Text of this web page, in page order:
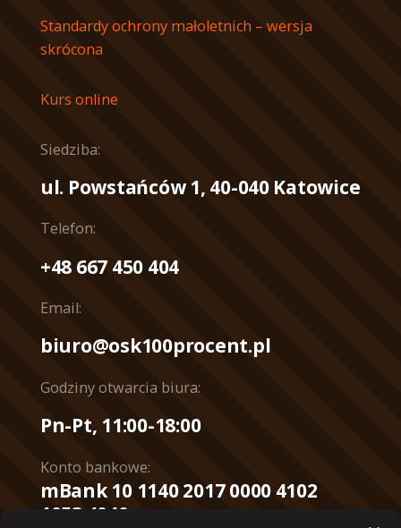
Standardy ochrony małoletnich – wersja
skrócona
Kurs online
Siedziba:
ul. Powstańców 1, 40-040 Katowice
Telefon:
+48 667 450 404
Email:
biuro@osk100procent.pl
Godziny otwarcia biura:
Pn-Pt, 11:00-18:00
Konto bankowe:
mBank 10 1140 2017 0000 4102
1053 4040